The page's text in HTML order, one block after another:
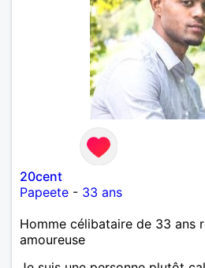
20cent
Papeete - 33 ans
Homme célibataire de 33 ans
amoureuse